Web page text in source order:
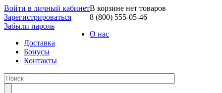
Войти в личный кабинет
Зарегистрироваться
Забыли пароль
В корзине нет товаров
8 (800) 555-05-46
О нас
Доставка
Бонусы
Контакты